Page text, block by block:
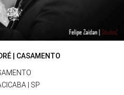
| CASAMENTO
| SP